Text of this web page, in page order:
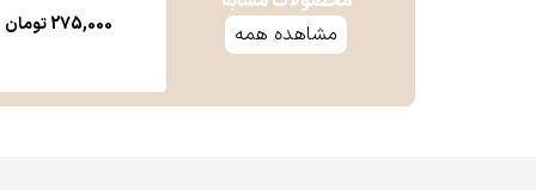
مشاهده همه
275,000تومان